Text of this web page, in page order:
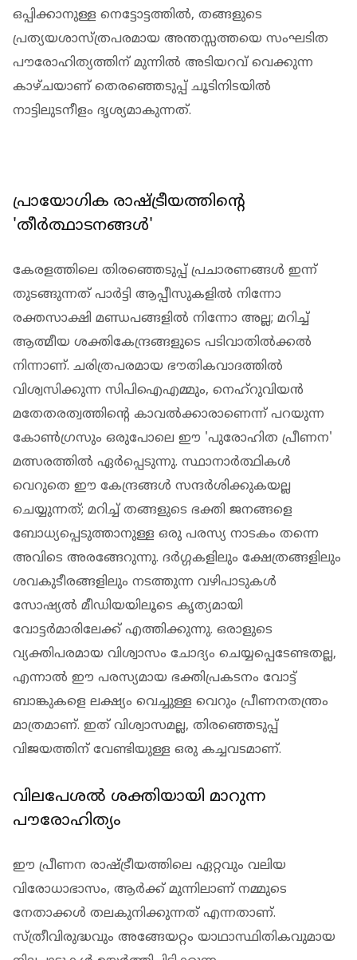
ഒപ്പിക്കാനുള്ള നെട്ടോട്ടത്തിൽ, തങ്ങളുടെ
പ്രത്യയശാസ്ത്രപരമായ അന്തസ്സത്തയെ സംഘടിത
പൗരോഹിത്യത്തിന് മുന്നിൽ അടിയറവ് വെക്കുന്ന
കാഴ്ചയാണ് തെരഞ്ഞെടുപ്പ്‌ ചൂടിനിടയിൽ
നാട്ടിലുടനീളം ദൃശ്യമാകുന്നത്.
പ്രായോഗിക രാഷ്ട്രീയത്തിന്റെ
'തീർത്ഥാടനങ്ങൾ'
കേരളത്തിലെ തിരഞ്ഞെടുപ്പ് പ്രചാരണങ്ങൾ ഇന്ന്
തുടങ്ങുന്നത് പാർട്ടി ആപ്പീസുകളിൽ നിന്നോ
രക്തസാക്ഷി മണ്ഡപങ്ങളിൽ നിന്നോ അല്ല; മറിച്ച്
ആത്മീയ ശക്തികേന്ദ്രങ്ങളുടെ പടിവാതിൽക്കൽ
നിന്നാണ്. ചരിത്രപരമായ ഭൗതികവാദത്തിൽ
വിശ്വസിക്കുന്ന സിപിഐഎമ്മും, നെഹ്‌റുവിയൻ
മതേതരത്വത്തിന്റെ കാവൽക്കാരാണെന്ന് പറയുന്ന
കോൺഗ്രസും ഒരുപോലെ ഈ 'പുരോഹിത പ്രീണന'
മത്സരത്തിൽ ഏർപ്പെടുന്നു. സ്ഥാനാർത്ഥികൾ
വെറുതെ ഈ കേന്ദ്രങ്ങൾ സന്ദർശിക്കുകയല്ല
ചെയ്യുന്നത്; മറിച്ച് തങ്ങളുടെ ഭക്തി ജനങ്ങളെ
ബോധ്യപ്പെടുത്താനുള്ള ഒരു പരസ്യ നാടകം തന്നെ
അവിടെ അരങ്ങേറുന്നു. ദർഗ്ഗകളിലും ക്ഷേത്രങ്ങളിലും
ശവകുടീരങ്ങളിലും നടത്തുന്ന വഴിപാടുകൾ
സോഷ്യൽ മീഡിയയിലൂടെ കൃത്യമായി
വോട്ടർമാരിലേക്ക് എത്തിക്കുന്നു. ഒരാളുടെ
വ്യക്തിപരമായ വിശ്വാസം ചോദ്യം ചെയ്യപ്പെടേണ്ടതല്ല,
എന്നാൽ ഈ പരസ്യമായ ഭക്തിപ്രകടനം വോട്ട്
ബാങ്കുകളെ ലക്ഷ്യം വെച്ചുള്ള വെറും പ്രീണനതന്ത്രം
മാത്രമാണ്. ഇത് വിശ്വാസമല്ല, തിരഞ്ഞെടുപ്പ്
വിജയത്തിന് വേണ്ടിയുള്ള ഒരു കച്ചവടമാണ്.
വിലപേശൽ ശക്തിയായി മാറുന്ന
പൗരോഹിത്യം
ഈ പ്രീണന രാഷ്ട്രീയത്തിലെ ഏറ്റവും വലിയ
വിരോധാഭാസം, ആർക്ക് മുന്നിലാണ് നമ്മുടെ
നേതാക്കൾ തലകുനിക്കുന്നത് എന്നതാണ്.
സ്ത്രീവിരുദ്ധവും അങ്ങേയറ്റം യാഥാസ്ഥിതികവുമായ